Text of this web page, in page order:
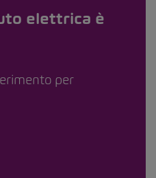
elettrica è
per